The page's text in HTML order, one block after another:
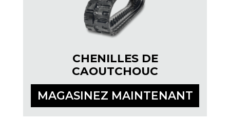
CHENILLES DE
CAOUTCHOUC
MAGASINEZ MAINTENANT